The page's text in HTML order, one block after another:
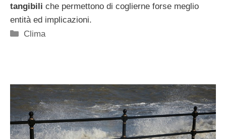
tangibili che permettono di coglierne forse meglio
entità ed implicazioni.
Categorie
Clima